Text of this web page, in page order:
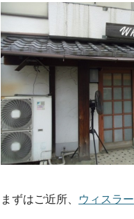
e
b
o
t
t
e
r
まずはご近所、 ウィスラー